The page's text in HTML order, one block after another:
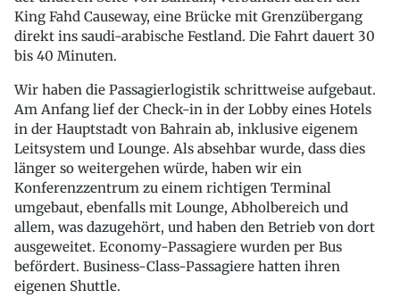
King Fahd Causeway, eine Brücke mit Grenzübergang
direkt ins saudi-arabische Festland. Die Fahrt dauert 30
bis 40 Minuten.
Wir haben die Passagierlogistik schrittweise aufgebaut.
Am Anfang lief der Check-in in der Lobby eines Hotels
in der Hauptstadt von Bahrain ab, inklusive eigenem
Leitsystem und Lounge. Als absehbar wurde, dass dies
länger so weitergehen würde, haben wir ein
Konferenzzentrum zu einem richtigen Terminal
umgebaut, ebenfalls mit Lounge, Abholbereich und
allem, was dazugehört, und haben den Betrieb von dort
ausgeweitet. Economy-Passagiere wurden per Bus
befördert. Business-Class-Passagiere hatten ihren
eigenen Shuttle.